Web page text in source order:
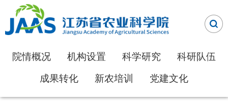
院情概况 机构设置 科学研究
科研队伍
成果转化
新农培训 党建文化